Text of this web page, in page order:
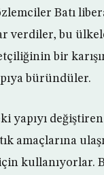
Batı
verdiler, bu
bir
büründüler.
yapıyı
amaçlarına
kullanıyorlar.